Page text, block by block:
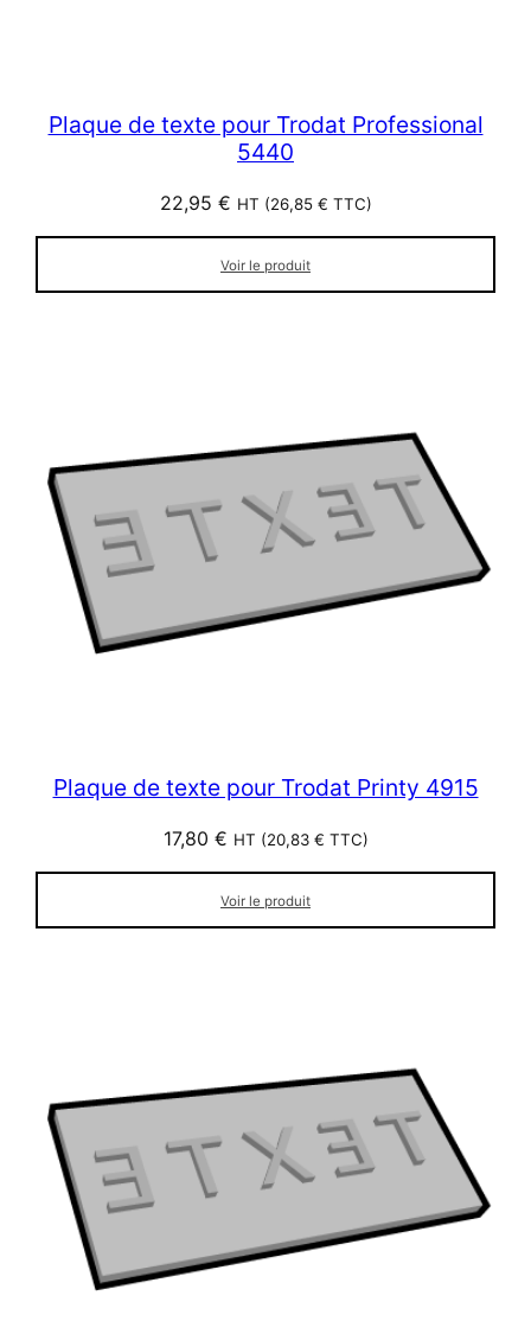
Plaque de texte pour Trodat Professional
5440
22,95 € HT (26,85 € TTC)
Voir le produit
Plaque de texte pour Trodat Printy 4915
17,80 € HT (20,83 € TTC)
Voir le produit